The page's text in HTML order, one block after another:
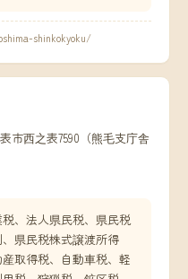
shinkokyoku/
市西之表7590（熊毛支庁舎
、法人県民税、県民税
県民税株式譲渡所得
取得税、自動車税、軽